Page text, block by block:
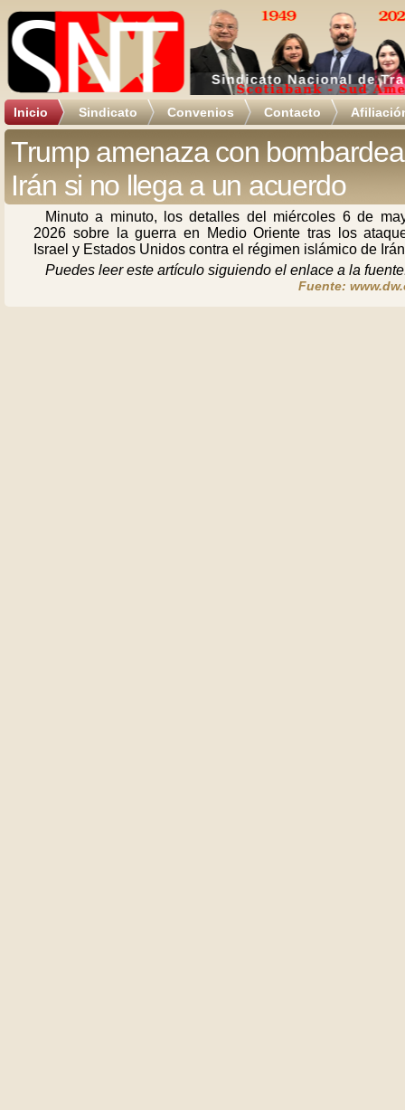
Inicio Sindicato Convenios Contacto
Trump amenaza con
Irán si no llega a un acuerdo
Minuto a minuto, los detalles del miércoles 6 de
2026 sobre la guerra en Medio Oriente tras los
Israel y Estados Unidos contra el régimen islámico de
Puedes leer este artículo siguiendo el enlace a la
Fuente: